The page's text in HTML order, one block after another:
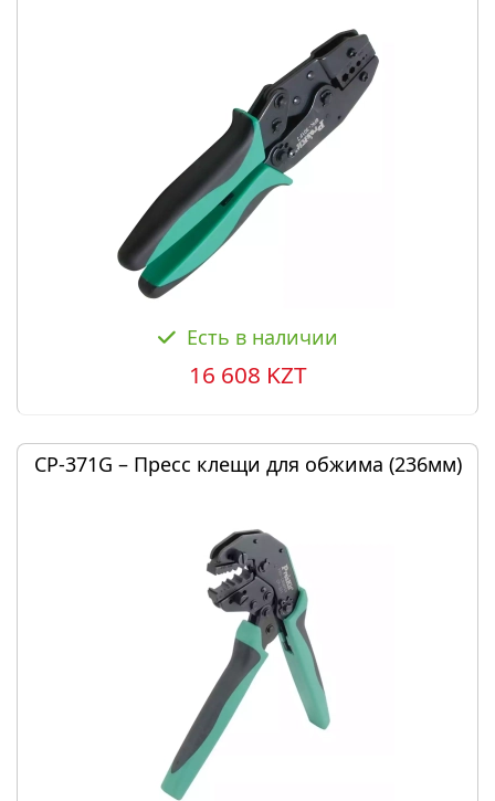
Есть в наличии
16 608 KZT
CP-371G – Пресс клещи для обжима (236мм)